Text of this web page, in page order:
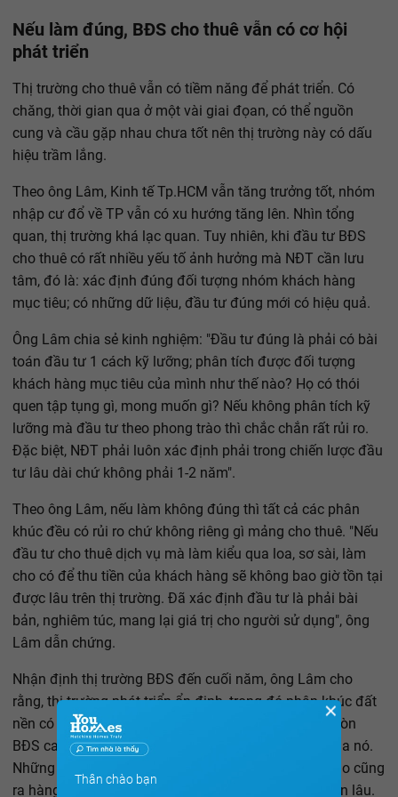
Nếu làm đúng, BĐS cho thuê vẫn có cơ hội
phát triển
Thị trường cho thuê vẫn có tiềm năng để phát triển. Có
chăng, thời gian qua ở một vài giai đọan, có thể nguồn
cung và cầu gặp nhau chưa tốt nên thị trường này có dấu
hiệu trầm lắng.
Theo ông Lâm, Kinh tế Tp.HCM vẫn tăng trưởng tốt, nhóm
nhập cư đổ về TP vẫn có xu hướng tăng lên. Nhìn tổng
quan, thị trường khá lạc quan. Tuy nhiên, khi đầu tư BĐS
cho thuê có rất nhiều yếu tố ảnh hưởng mà NĐT cần lưu
tâm, đó là: xác định đúng đối tượng nhóm khách hàng
mục tiêu; có những dữ liệu, đầu tư đúng mới có hiệu quả.
Ông Lâm chia sẻ kinh nghiệm: "Đầu tư đúng là phải có bài
toán đầu tư 1 cách kỹ lưỡng; phân tích được đối tượng
khách hàng mục tiêu của mình như thế nào? Họ có thói
quen tập tụng gì, mong muốn gì? Nếu không phân tích kỹ
lưỡng mà đầu tư theo phong trào thì chắc chắn rất rủi ro.
Đặc biệt, NĐT phải luôn xác định phải trong chiến lược đầu
tư lâu dài chứ không phải 1-2 năm".
Theo ông Lâm, nếu làm không đúng thì tất cả các phân
khúc đều có rủi ro chứ không riêng gì mảng cho thuê. "Nếu
đầu tư cho thuê dịch vụ mà làm kiểu qua loa, sơ sài, làm
cho có để thu tiền của khách hàng sẽ không bao giờ tồn tại
được lâu trên thị trường. Đã xác định đầu tư là phải bài
bản, nghiêm túc, mang lại giá trị cho người sử dụng", ông
Lâm dẫn chứng.
Nhận định thị trường BĐS đến cuối năm, ông Lâm cho
rằng, thị trường phát triển ổn định, trong đó phân khúc đất
nền có ưu thế hơn vì quỹ đất đang dần khan hiếm. Còn
BĐS cao cấp thì cũng có những lợi thế cạnh tranh của nó.
Những sản phẩm thực sự cao cấp không phải lúc nào cũng
ra hàng ồ ạt vì chi phí đầu tư dự án lớn, pháp lý dự án lâu.
✕
Thân chào bạn